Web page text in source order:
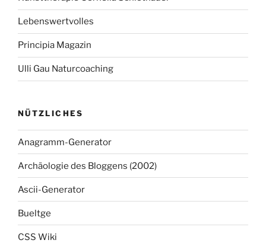
Lebenswertvolles
Principia Magazin
Ulli Gau Naturcoaching
NÜTZLICHES
Anagramm-Generator
Archäologie des Bloggens (2002)
Ascii-Generator
Bueltge
CSS Wiki